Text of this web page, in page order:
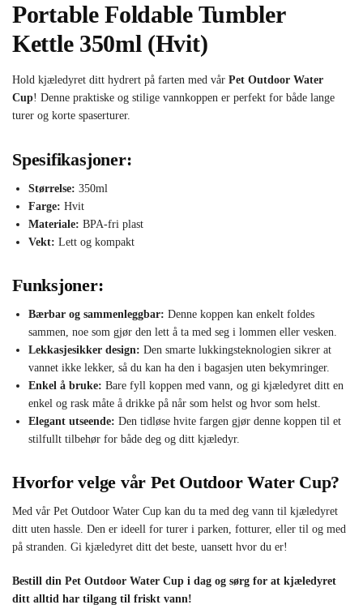
Portable Foldable Tumbler
Kettle 350ml (Hvit)
Hold kjæledyret ditt hydrert på farten med vår Pet Outdoor Water
Cup! Denne praktiske og stilige vannkoppen er perfekt for både lange
turer og korte spaserturer.
Spesifikasjoner:
Størrelse: 350ml
Farge: Hvit
Materiale: BPA-fri plast
Vekt: Lett og kompakt
Funksjoner:
Bærbar og sammenleggbar: Denne koppen kan enkelt foldes
sammen, noe som gjør den lett å ta med seg i lommen eller vesken.
Lekkasjesikker design: Den smarte lukkingsteknologien sikrer at
vannet ikke lekker, så du kan ha den i bagasjen uten bekymringer.
Enkel å bruke: Bare fyll koppen med vann, og gi kjæledyret ditt en
enkel og rask måte å drikke på når som helst og hvor som helst.
Elegant utseende: Den tidløse hvite fargen gjør denne koppen til et
stilfullt tilbehør for både deg og ditt kjæledyr.
Hvorfor velge vår Pet Outdoor Water Cup?
Med vår Pet Outdoor Water Cup kan du ta med deg vann til kjæledyret
ditt uten hassle. Den er ideell for turer i parken, fotturer, eller til og med
på stranden. Gi kjæledyret ditt det beste, uansett hvor du er!
Bestill din Pet Outdoor Water Cup i dag og sørg for at kjæledyret
ditt alltid har tilgang til friskt vann!